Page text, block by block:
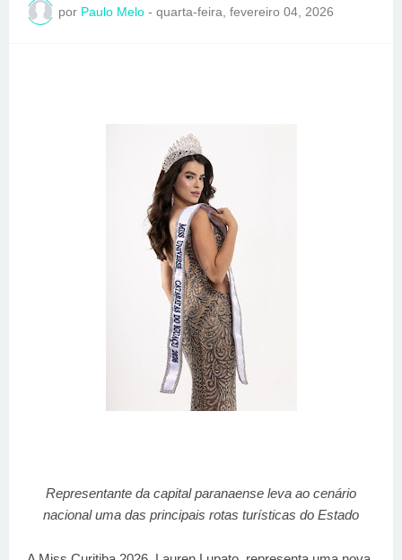
por Paulo Melo - quarta-feira, fevereiro 04, 2026
Representante da capital paranaense leva ao cenário
nacional uma das principais rotas turísticas do Estado